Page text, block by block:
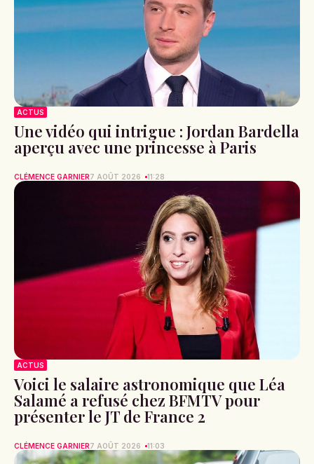
ACTUS
Une vidéo qui intrigue : Jordan Bardella
aperçu avec une princesse à Paris
CLÉMENCE GARNIER7 AOÛT 2026 11:28
ACTUS
Voici le salaire astronomique que Léa
Salamé a refusé chez BFMTV pour
présenter le JT de France 2
CLÉMENCE GARNIER7 AOÛT 2026 11:03